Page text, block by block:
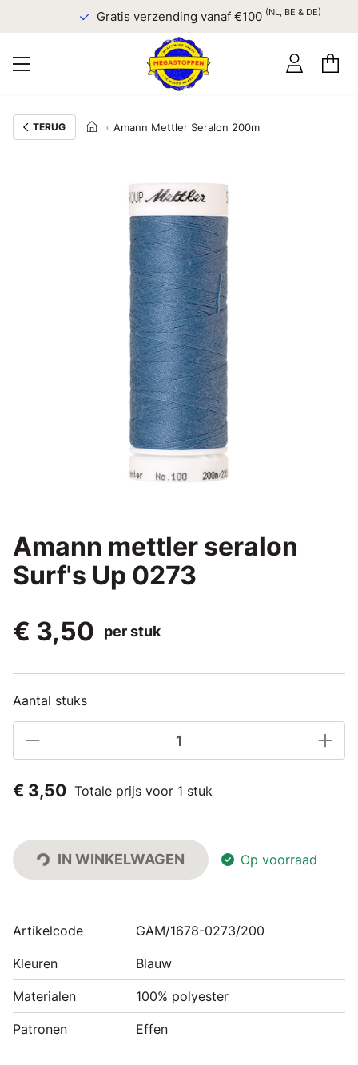
Gratis verzending vanaf €100(NL, BE & DE)
TERUG Amann Mettler Seralon 200m
Amann mettler seralon
Surf's Up 0273
€ 3,50
per stuk
Aantal stuks
€ 3,50 Totale prijs voor 1 stuk
IN WINKELWAGEN Op voorraad
Artikelcode GAM/1678-0273/200
Kleuren Blauw
Materialen 100% polyester
Patronen Effen